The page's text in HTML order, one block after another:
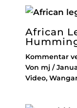
African
Kommentar
Von mj /
Video,